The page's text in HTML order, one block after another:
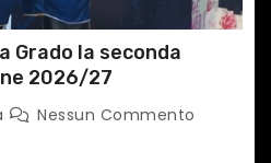
Grado la seconda
2026/27
Nessun Commento